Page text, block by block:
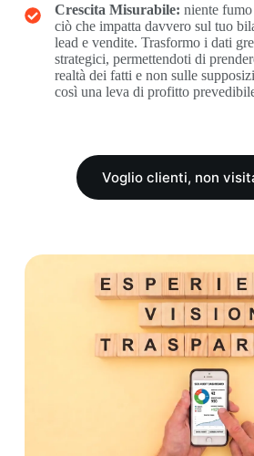
Crescita Misurabile: niente
ciò che impatta davvero sul tuo
lead e vendite. Trasformo i dati
strategici, permettendoti di
realtà dei fatti e non sulle
così una leva di profitto
Voglio clienti, non